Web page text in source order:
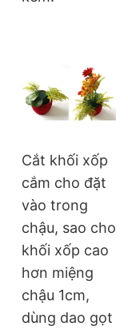
Cắt khối xốp
cắm cho đặt
vào trong
chậu, sao cho
khối xốp cao
hơn miệng
chậu 1cm,
dùng dao gọt